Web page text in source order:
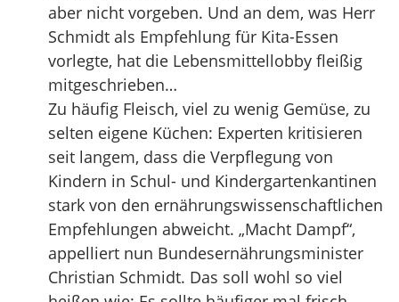
aber nicht vorgeben. Und an dem, was Herr
Schmidt als Empfehlung für Kita-Essen
vorlegte, hat die Lebensmittellobby fleißig
mitgeschrieben…
Zu häufig Fleisch, viel zu wenig Gemüse, zu
selten eigene Küchen: Experten kritisieren
seit langem, dass die Verpflegung von
Kindern in Schul- und Kindergartenkantinen
stark von den ernährungswissenschaftlichen
Empfehlungen abweicht. „Macht Dampf“,
appelliert nun Bundesernährungsminister
Christian Schmidt. Das soll wohl so viel